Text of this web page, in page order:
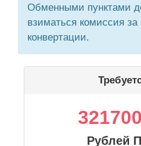
Обменными пунктами
взиматься комиссия
конвертации.
Рублей